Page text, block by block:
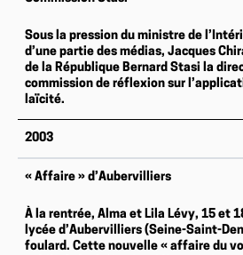
Sous la pression du ministre de
d’une partie des médias, Jacques
de la République Bernard Stasi la
commission de réflexion sur
laïcité.
2003
« Affaire » d’Aubervilliers
À la rentrée, Alma et Lila Lévy, 15 et
lycée d’Aubervilliers (Seine-Saint-
foulard. Cette nouvelle « affaire du